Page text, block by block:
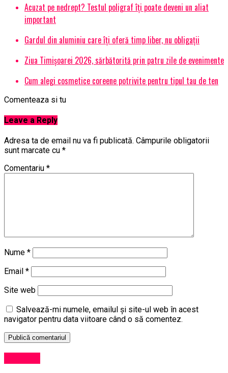
Acuzat pe nedrept? Testul poligraf îţi poate deveni un aliat
important
Gardul din aluminiu care îți oferă timp liber, nu obligații
Ziua Timișoarei 2026, sărbătorită prin patru zile de evenimente
Cum alegi cosmetice coreene potrivite pentru tipul tau de ten
Comenteaza si tu
Leave a Reply
Adresa ta de email nu va fi publicată. Câmpurile obligatorii
sunt marcate cu *
Comentariu *
Nume *
Email *
Site web
Salvează-mi numele, emailul și site-ul web în acest
navigator pentru data viitoare când o să comentez.